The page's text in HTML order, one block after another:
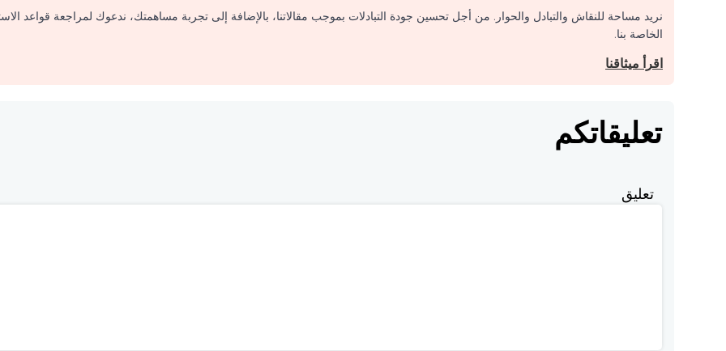
نريد مساحة للنقاش والتبادل والحوار. من أجل تحسين جودة التبادلات بموجب مقالاتنا، بالإضافة إلى تجربة مساهمتك، ندعوك لمراجعة قواعد
الخاصة بنا.
اقرأ ميثاقنا
تعليقاتكم
تعليق